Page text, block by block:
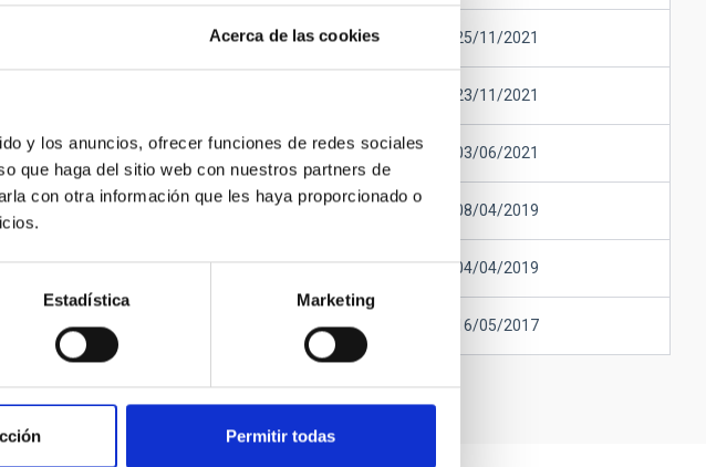
Acerca de las cookies
y los anuncios, ofrecer funciones de redes sociales
que haga del sitio web con nuestros partners de
con otra información que les haya proporcionado o
Estadística Marketing
Permitir todas
Nota de prensa 25/11/2021
23/11/2021
Nota de prensa 03/06/2021
Nota de prensa 08/04/2019
Nota de prensa 04/04/2019
Nota de prensa 16/05/2017